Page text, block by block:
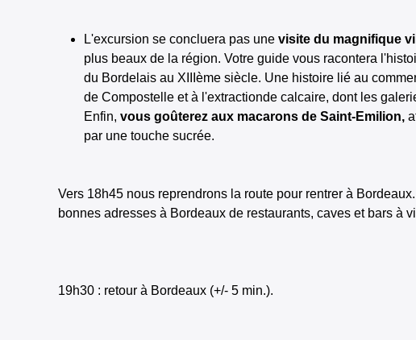
L'excursion se concluera pas une visite du magnifique
plus beaux de la région. Votre guide vous racontera
du Bordelais au XIIIème siècle. Une histoire lié au
de Compostelle et à l'extractionde calcaire, dont les
Enfin, vous goûterez aux macarons de Saint-Emilion,
par une touche sucrée.
Vers 18h45 nous reprendrons la route pour rentrer à
bonnes adresses à Bordeaux de restaurants, caves et bars à
19h30 : retour à Bordeaux (+/- 5 min.).